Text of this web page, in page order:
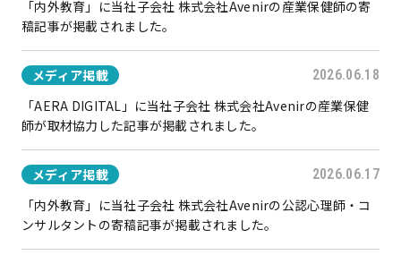
「内外教育」に当社子会社 株式会社Avenirの産業保健師の寄
稿記事が掲載されました。
メディア掲載 2026.06.18
「AERA DIGITAL」に当社子会社 株式会社Avenirの産業保健
師が取材協力した記事が掲載されました。
メディア掲載 2026.06.17
「内外教育」に当社子会社 株式会社Avenirの公認心理師・コ
ンサルタントの寄稿記事が掲載されました。